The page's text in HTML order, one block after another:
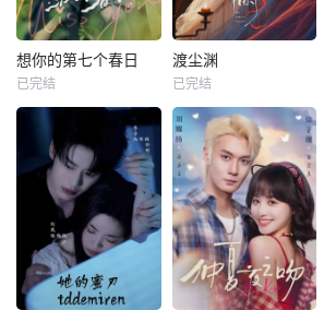
想你的第七个春日
已完结
渡尘渊
已完结